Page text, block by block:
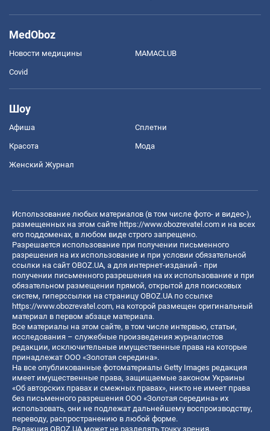
MedOboz
Новости медицины MAMACLUB
Covid
Шоу
Афиша Сплетни
Красота Мода
Женский Журнал
Использование любых материалов (в том числе фото- и видео-),
размещенных на этом сайте https://www.obozrevatel.com и на всех
его поддоменах, в любом виде строго запрещено.
Разрешается использование при получении письменного
разрешения на их использование и при условии обязательной
ссылки на сайт OBOZ.UA, а для интернет-изданий - при
получении письменного разрешения на их использование и при
обязательном размещении прямой, открытой для поисковых
систем, гиперссылки на страницу OBOZ.UA по ссылке
https://www.obozrevatel.com, на которой размещен оригинальный
материал в первом абзаце материала.
Все материалы на этом сайте, в том числе интервью, статьи,
исследования – служебные произведения журналистов
редакции, исключительные имущественные права на которые
принадлежат ООО «Золотая середина».
На все опубликованные фотоматериалы Getty Images редакция
имеет имущественные права, защищаемые законом Украины
«Об авторских правах и смежных правах», никто не имеет права
без письменного разрешения ООО «Золотая середина» их
использовать, они не подлежат дальнейшему воспроизводству,
переводу, распространению в любой форме.
Редакция OBOZ.UA может не разделять точку зрения,